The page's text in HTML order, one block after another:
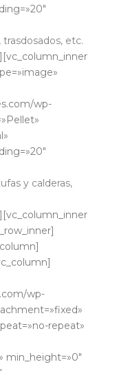
etc.
wp-
y calderas,
wp-
repeat»
min_height=»0″